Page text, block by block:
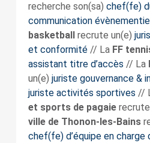
recherche son(sa) chef(fe)
communication
basketballrecrute un(e)
et conformité// La FF
assistant titre d’accès // La
un(e) juriste gouvernance &
juriste activités sportives //
et sports de pagaierecrute
ville de Thonon-les-Bains
chef(fe) d’équipe en charge